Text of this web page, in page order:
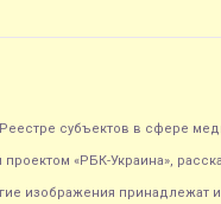
субъектов в сфере
проектом «РБК-Украина»,
изображения принадлежат